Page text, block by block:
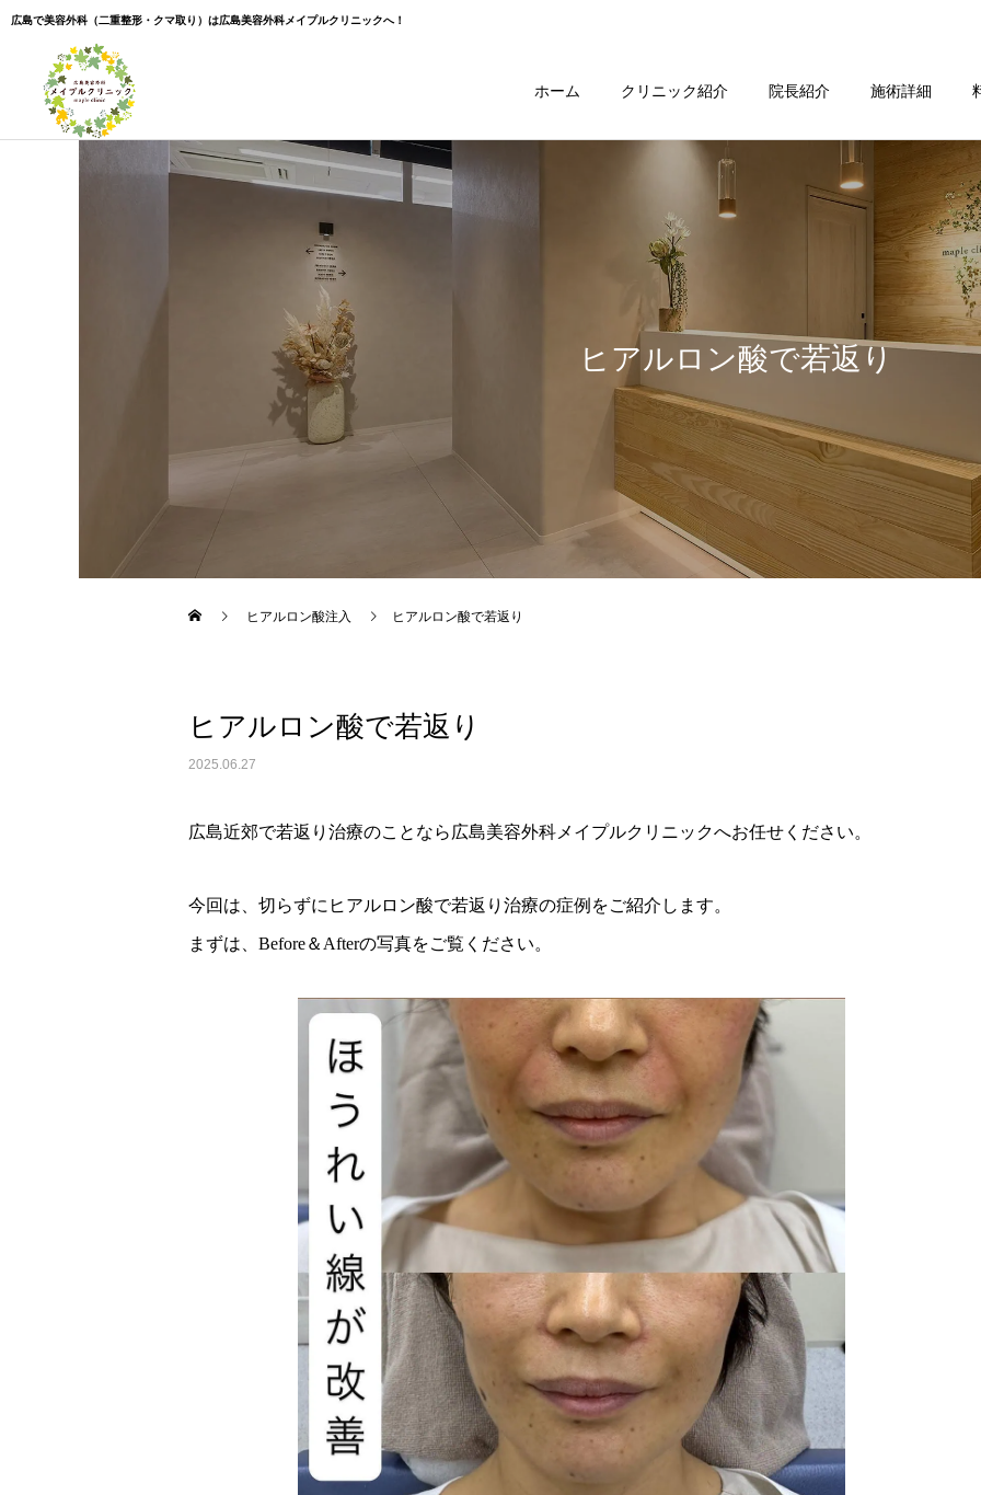
広島で美容外科（二重整形・クマ取り）は広島美容外科メイプルクリニックへ！
ホーム クリニック紹介 院長紹介 施術詳細
ヒアルロン酸で若返り
ヒアルロン酸注入 ヒアルロン酸で若返り
ヒアルロン酸で若返り
2025.06.27
広島近郊で若返り治療のことなら広島美容外科メイプルクリニックへお任せください。
今回は、切らずにヒアルロン酸で若返り治療の症例をご紹介します。
まずは、Before＆Afterの写真をご覧ください。